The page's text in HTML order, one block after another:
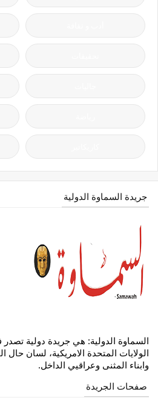
جريدة السماوة الدولية
السماوة الدولية: هي جريدة دولية
الولايات المتحدة الامريكية، لسان حال
وابناء المثنى وعراقيي الداخل.
صفحات الجريدة